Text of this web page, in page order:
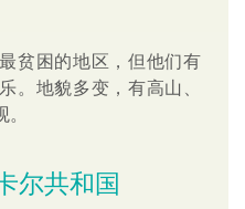
贫困的地区，但他们有
。地貌多变，有高山、
尔共和国